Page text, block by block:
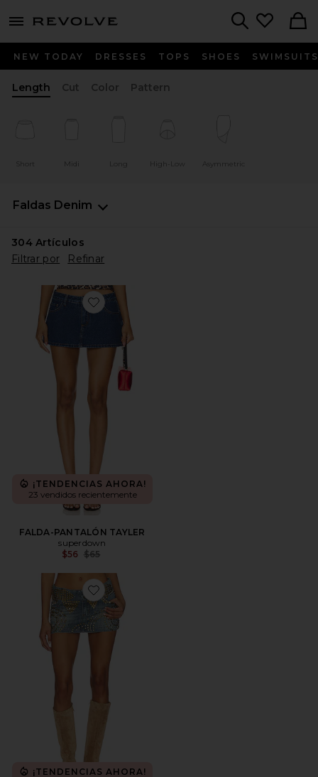
menu - shows more content
NEW TODAY DRESSES TOPS SHOES SWIMSUITS
Length Cut Color Pattern
Short Midi Long High-Low Asymmetric
Faldas Denim
304Artículos
Filtrar por
Refinar
Favorite FALDA-PANTALÓN TAYLER
¡TENDENCIAS AHORA!
23 vendidos recientemente
FALDA-PANTALÓN TAYLER
superdown
$56 Previous price:
$65
Favorite FALDA STUDDED DENIM MINI
¡TENDENCIAS AHORA!